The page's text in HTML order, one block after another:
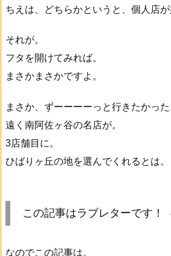
ちえは、どちらかというと、個人店が
それが。
フタを開けてみれば。
まさかまさかですよ。
まさか、ずーーーーっと行きたかった
遠く南阿佐ヶ谷の名店が。
3店舗目に。
ひばりヶ丘の地を選んでくれるとは。
この記事はラブレターです！
なのでこの記事は。